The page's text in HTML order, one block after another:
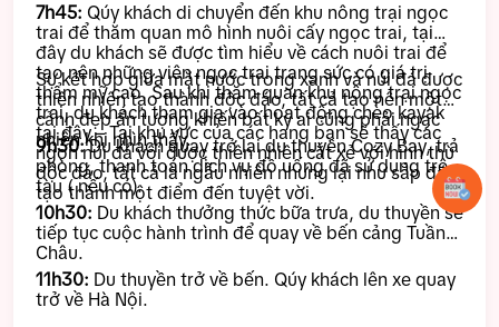
7h45: Qúy khách di chuyển đến khu nông trại ngọc
trai để thăm quan mô hình nuôi cấy ngọc trai, tại
đây du khách sẽ được tìm hiểu về cách nuôi trai để
tạo nên những viên ngọc trai trang sức có giá trị
thẩm mỹ cao. Sau khi thăm quan khu nông trại ngọc
trai, du khách tham gia vào hoạt động chèo kayak
tại đây – Tại khu vực của các hang bạn sẽ thấy các
ngọn núi đá vôi được thiên nhiên cắt xẻ với hình thù
độc đáo, tất cả là ngẫu nhiên nhưng lại như sắp đặt
tạo thành một điểm đến tuyệt vời.
Sự kết hợp giữa mặt nước trong xanh và núi đá được
thiên nhiên tạo thành độc đáo, tất cả tạo nên một
cảnh đẹp ấn tượng khiến bất kỳ ai cũng phải ngạc
nhiên khi nhìn thấy.
9h30:Du khách quay trở lại du thuyền Cozy Bay, trả
phòng, thanh toán dịch vụ đồ uống đã sử dụng trên
tàu ( nếu có).
10h30: Du khách thưởng thức bữa trưa, du thuyền sẽ
tiếp tục cuộc hành trình để quay về bến cảng Tuần
Châu.
11h30: Du thuyền trở về bến. Qúy khách lên xe quay
trở về Hà Nội.